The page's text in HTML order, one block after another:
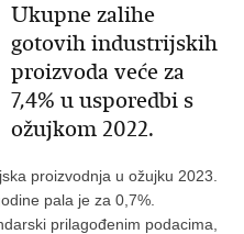
Ukupne zalihe
gotovih industrijskih
proizvoda veće za
7,4% u usporedbi s
ožujkom 2022.
proizvodnja u ožujku 2023.
pala je za 0,7%.
prilagođenim podacima,